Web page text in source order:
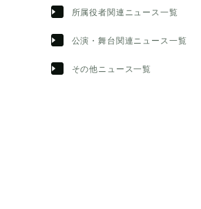
所属役者関連ニュース一覧
公演・舞台関連ニュース一覧
その他ニュース一覧